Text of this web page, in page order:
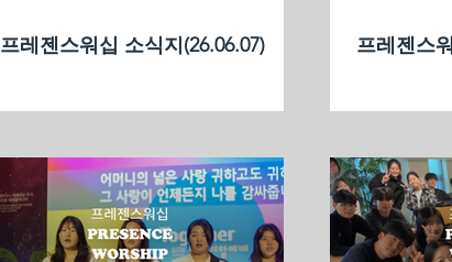
프레젠스워십 소식지(26.06.07) 프레젠스